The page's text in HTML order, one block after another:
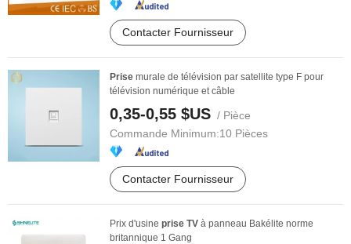
Contacter Fournisseur
Prise murale de télévision par satellite type F pour
télévision numérique et câble
0,35-0,55 $US / Pièce
Commande Minimum:10 Pièces
Contacter Fournisseur
Prix d'usine prise TV à panneau Bakélite norme
britannique 1 Gang